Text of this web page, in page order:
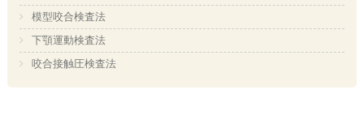
模型咬合検査法
下顎運動検査法
咬合接触圧検査法